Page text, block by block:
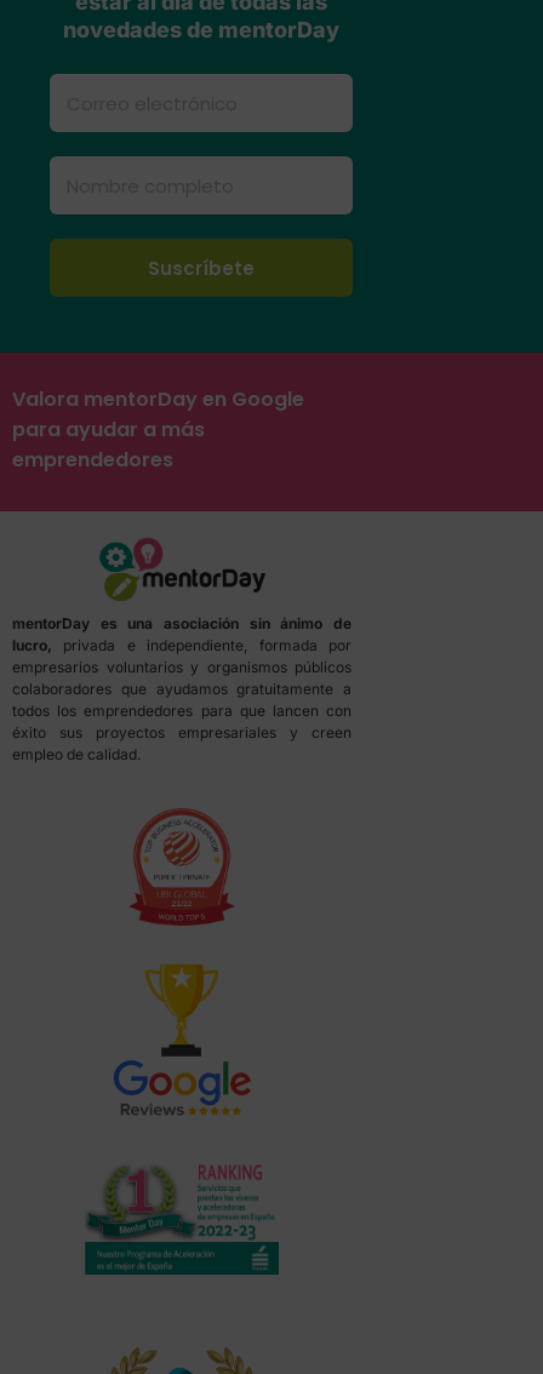
novedades de mentorDay
Valora mentorDay en Google
para ayudar a más
emprendedores
mentorDay es una asociación sin ánimo de
lucro, privada e independiente, formada por
empresarios voluntarios y organismos públicos
colaboradores que ayudamos gratuitamente a
todos los emprendedores para que lancen con
éxito sus proyectos empresariales y creen
empleo de calidad.